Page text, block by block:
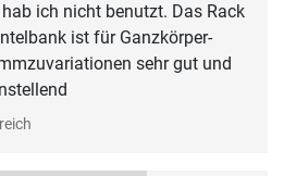
ich nicht benutzt. Das Rack
ist für Ganzkörper-
sehr gut und